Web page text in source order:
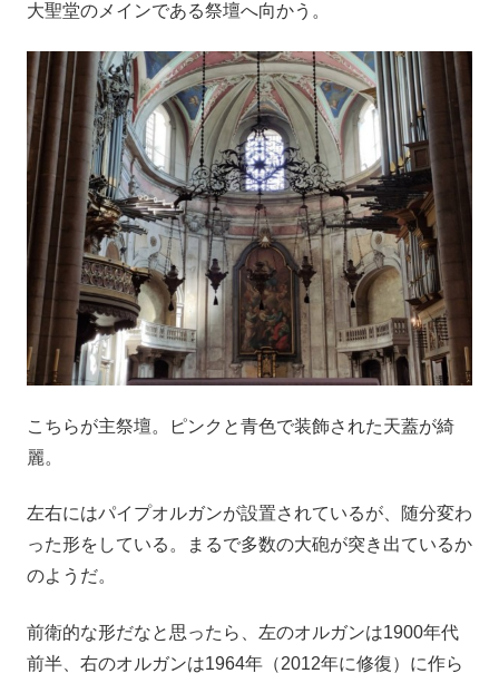
大聖堂のメインである祭壇へ向かう。
こちらが主祭壇。ピンクと青色で装飾された天蓋が綺
麗。
左右にはパイプオルガンが設置されているが、随分変わ
った形をしている。まるで多数の大砲が突き出ているか
のようだ。
前衛的な形だなと思ったら、左のオルガンは1900年代
前半、右のオルガンは1964年（2012年に修復）に作ら